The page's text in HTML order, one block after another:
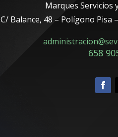
Marques Servicios
C/ Balance, 48 – Polígono Pisa
658